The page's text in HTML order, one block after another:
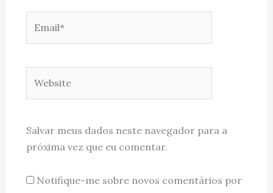
Salvar meus dados neste navegador para a
próxima vez que eu comentar.
Notifique-me sobre novos comentários por